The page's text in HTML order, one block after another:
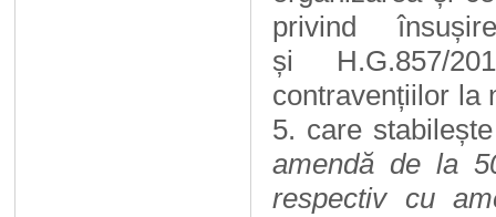
privind
și H.G.857/
contravențiilor la
5. care
amendă de la
respectiv cu